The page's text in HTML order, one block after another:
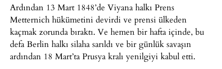
Ardından 13 Mart 1848’de Viyana halkı Prens
Metternich hükümetini devirdi ve prensi ülkeden
kaçmak zorunda bıraktı. Ve hemen bir hafta içinde, bu
defa Berlin halkı silaha sarıldı ve bir günlük savaşın
ardından 18 Mart’ta Prusya kralı yenilgiyi kabul etti.